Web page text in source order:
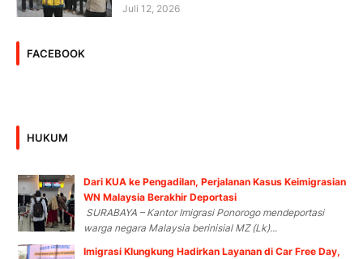
Juli 12, 2026
FACEBOOK
HUKUM
Dari KUA ke Pengadilan, Perjalanan Kasus Keimigrasian
WN Malaysia Berakhir Deportasi
SURABAYA – Kantor Imigrasi Ponorogo mendeportasi
warga negara Malaysia berinisial MZ (Lk)...
Imigrasi Klungkung Hadirkan Layanan di Car Free Day,